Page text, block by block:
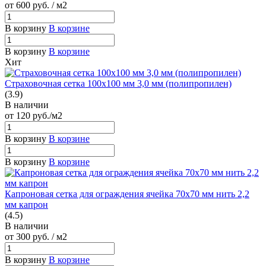
от 600 руб. / м2
В корзину В корзине
В корзину В корзине
Хит
Страховочная сетка 100х100 мм 3,0 мм (полипропилен)
(3.9)
В наличии
от 120 руб./м2
В корзину В корзине
В корзину В корзине
Капроновая сетка для ограждения ячейка 70х70 мм нить 2,2
мм капрон
(4.5)
В наличии
от 300 руб. / м2
В корзину В корзине